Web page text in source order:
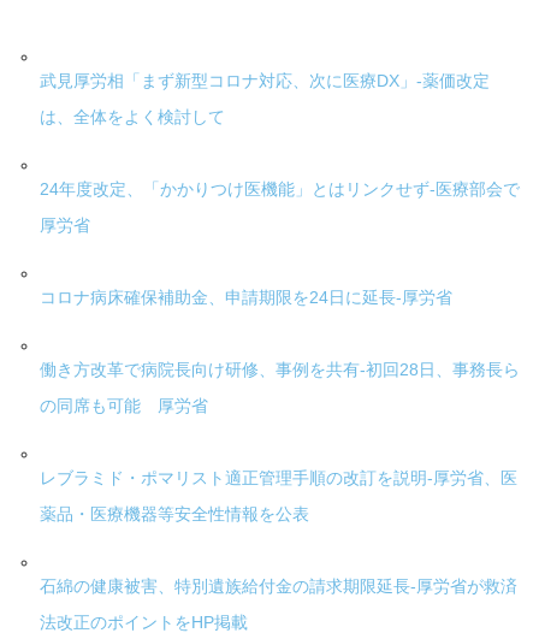
武見厚労相「まず新型コロナ対応、次に医療DX」-薬価改定
は、全体をよく検討して
24年度改定、「かかりつけ医機能」とはリンクせず-医療部会で
厚労省
コロナ病床確保補助金、申請期限を24日に延長-厚労省
働き方改革で病院長向け研修、事例を共有-初回28日、事務長ら
の同席も可能 厚労省
レブラミド・ポマリスト適正管理手順の改訂を説明-厚労省、医
薬品・医療機器等安全性情報を公表
石綿の健康被害、特別遺族給付金の請求期限延長-厚労省が救済
法改正のポイントをHP掲載